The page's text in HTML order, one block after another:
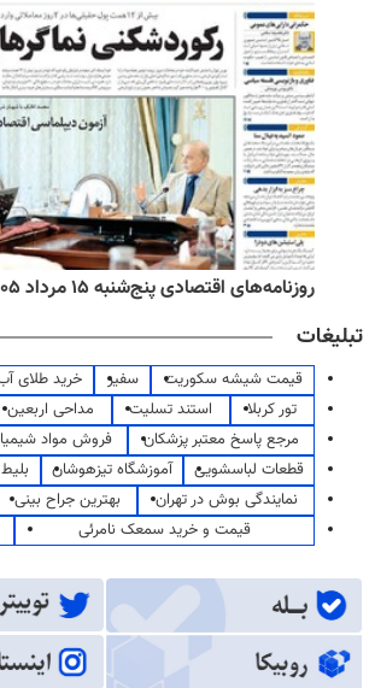
روزنامه‌های اقتصادی پنج‌شنبه ۱۵ مرداد ۱۴۰۵
تبلیغات
قیمت شیشه سکوریت سفیر خرید طلای
تور کربلا
استند تسلیت مداحی اربعین
مرجع پاسخ معتبر پزشکان
فروش مواد
قطعات لباسشویی
آموزشگاه تیزهوشان
نمایندگی بوش در تهران
بهترین جراح بینی
قیمت و خرید سمعک نامرئی